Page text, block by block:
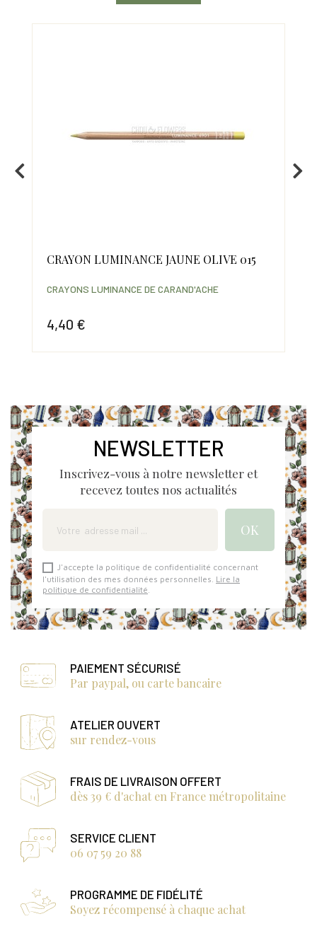
CRAYON LUMINANCE JAUNE OLIVE 015
4,40 €
CRAYONS LUMINANCE DE CARAND'ACHE
NEWSLETTER
Inscrivez-vous à notre newsletter et
recevez toutes nos actualités
J'accepte la politique de confidentialité concernant
l'utilisation des mes données personnelles. Lire la
politique de confidentialité
PAIEMENT SÉCURISÉ
Par paypal, ou carte bancaire
ATELIER OUVERT
sur rendez-vous
FRAIS DE LIVRAISON OFFERT
dès 39 € d'achat en France métropolitaine
SERVICE CLIENT
06 07 59 20 88
PROGRAMME DE FIDÉLITÉ
Soyez récompensé à chaque achat